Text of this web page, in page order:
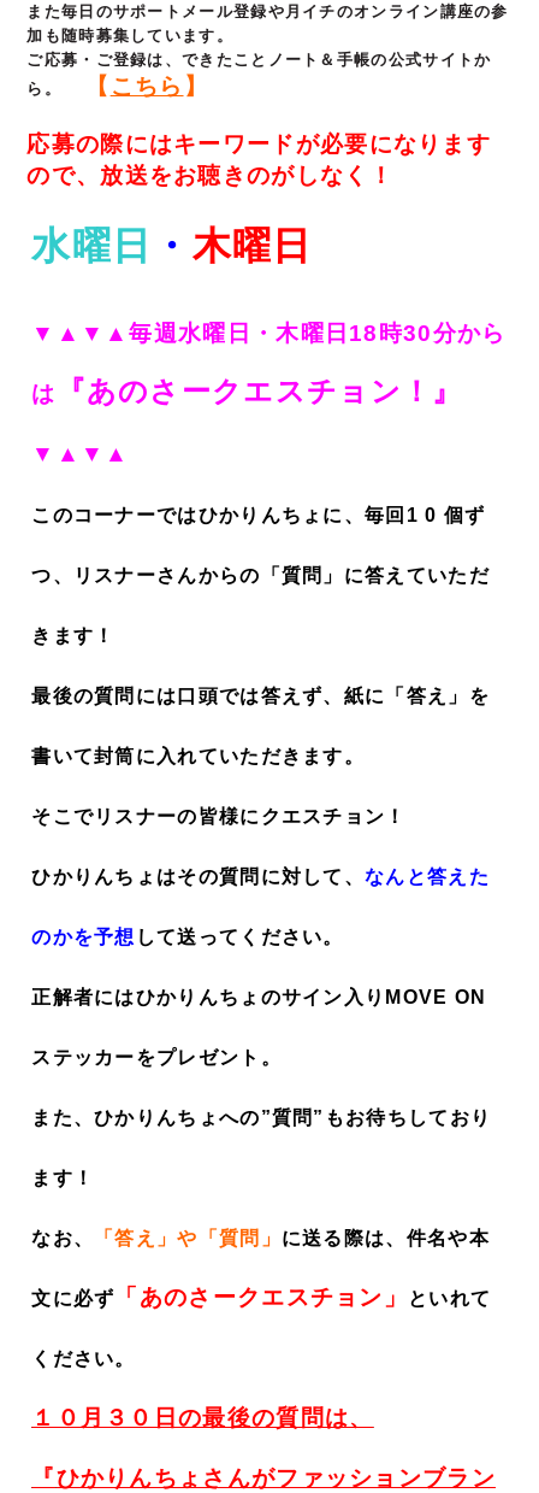
また毎日のサポートメール登録や月イチのオンライン講座の参
加も随時募集しています。
ご応募・ご登録は、できたことノート＆手帳の公式サイトか
ら。
【 こちら 】
応募の際にはキーワードが必要になります
ので、放送をお聴きのがしなく！
水曜日 ・ 木曜日
▼▲▼▲毎週水曜日・木曜日18時30分から
は 『あのさークエスチョン！ 』
▼▲▼▲
このコーナーではひかりんちょに、毎回1 0 個ず
つ、リスナーさんからの「質問」に答えていただ
きます！
最後の質問には口頭では答えず、紙に「答え」を
書いて封筒に入れていただきます。
そこでリスナーの皆様にクエスチョン！
ひかりんちょはその質問に対して、なんと答えた
のかを予想 して送ってください。
正解者にはひかりんちょのサイン入りMOVE ON
ステッカーをプレゼント。
また、ひかりんちょへの”質問”もお待ちしており
ます！
なお、 「答え」や「質問」 に送る際は、件名や本
文に必ず 「あのさークエスチョン」 といれて
ください。
１０月３０日の最後の質問は、
『ひかりんちょさんがファッションブラン